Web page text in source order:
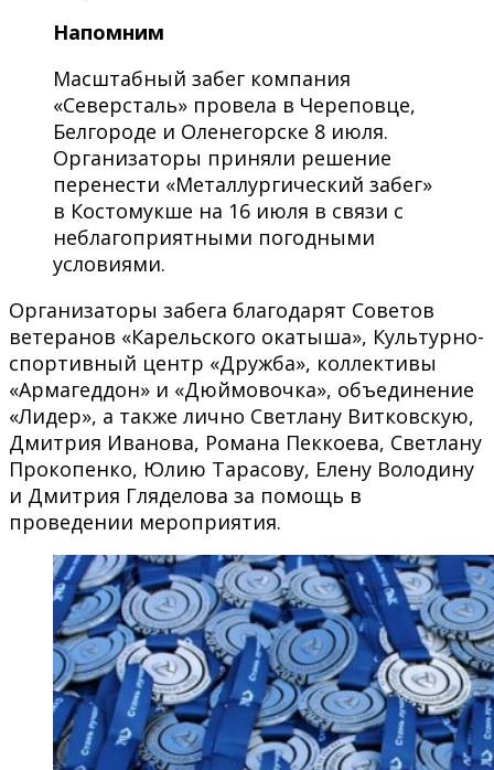
Напомним
Масштабный забег компания
«Северсталь» провела в Череповце,
Белгороде и Оленегорске 8 июля.
Организаторы приняли решение
перенести «Металлургический забег»
в Костомукше на 16 июля в связи с
неблагоприятными погодными
условиями.
Организаторы забега благодарят Советов
ветеранов «Карельского окатыша», Культурно-
спортивный центр «Дружба», коллективы
«Армагеддон» и «Дюймовочка», объединение
«Лидер», а также лично Светлану Витковскую,
Дмитрия Иванова, Романа Пеккоева, Светлану
Прокопенко, Юлию Тарасову, Елену Володину
и Дмитрия Гляделова за помощь в
проведении мероприятия.